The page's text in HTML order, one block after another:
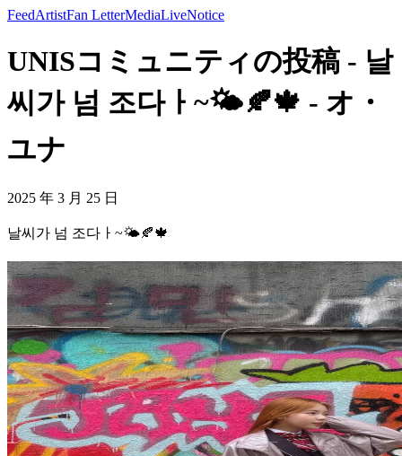
FeedArtistFan LetterMediaLiveNotice
UNISコミュニティの投稿 - 날
씨가 넘 조다ㅏ~🌤️🍂🍁 - オ・
ユナ
2025 年 3 月 25 日
날씨가 넘 조다ㅏ~🌤️🍂🍁